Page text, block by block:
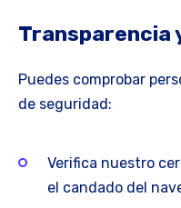
Transparencia
Puedes comprobar
de seguridad:
Verifica nuestro
el candado del